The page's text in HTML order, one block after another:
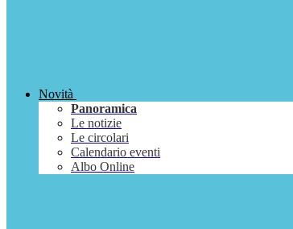
Novità
Panoramica
Le notizie
Le circolari
Calendario eventi
Albo Online